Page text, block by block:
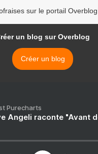
sur le portail Overblog
un blog sur Overblog
Créer un blog
Purecharts
Angeli raconte "Avant